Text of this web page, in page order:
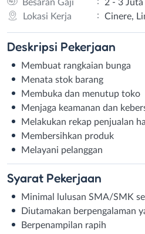
Besaran Gaji
2 - 3 Juta
Lokasi Kerja
: Cinere,
Deskripsi Pekerjaan
Membuat rangkaian bunga
Menata stok barang
Membuka dan menutup toko
Menjaga keamanan dan
Melakukan rekap penjualan
Membersihkan produk
Melayani pelanggan
Syarat Pekerjaan
Minimal lulusan SMA/SMK
Diutamakan berpengalaman
Berpenampilan rapih